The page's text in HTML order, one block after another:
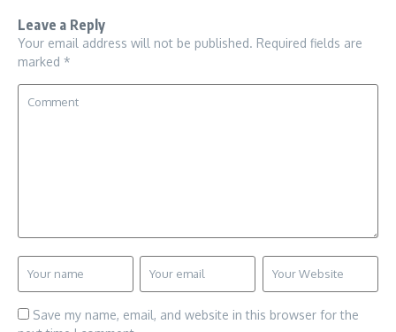
Leave a Reply
Your email address will not be published. Required fields are
marked *
Save my name, email, and website in this browser for the